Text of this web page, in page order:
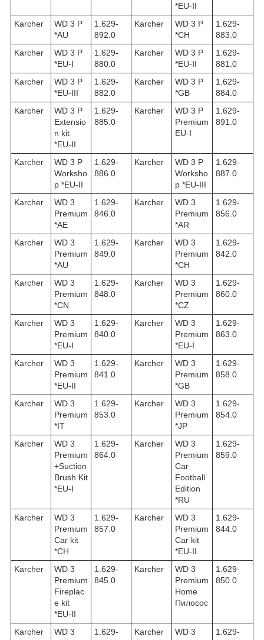
*EU-II
Karcher
WD 3 P
*AU
1.629-
892.0
Karcher
WD 3 P
*CH
1.629-
883.0
Karcher
WD 3 P
*EU-I
1.629-
880.0
Karcher
WD 3 P
*EU-II
1.629-
881.0
Karcher
WD 3 P
*EU-III
1.629-
882.0
Karcher
WD 3 P
*GB
1.629-
884.0
Karcher
WD 3 P
Extensio
n kit
*EU-II
1.629-
885.0
Karcher
WD 3 P
Premium
EU-I
1.629-
891.0
Karcher
WD 3 P
Worksho
p *EU-II
1.629-
886.0
Karcher
WD 3 P
Worksho
p *EU-III
1.629-
887.0
Karcher
WD 3
Premium
*AE
1.629-
846.0
Karcher
WD 3
Premium
*AR
1.629-
856.0
Karcher
WD 3
Premium
*AU
1.629-
849.0
Karcher
WD 3
Premium
*CH
1.629-
842.0
Karcher
WD 3
Premium
*CN
1.629-
848.0
Karcher
WD 3
Premium
*CZ
1.629-
860.0
Karcher
WD 3
Premium
*EU-I
1.629-
840.0
Karcher
WD 3
Premium
*EU-I
1.629-
863.0
Karcher
WD 3
Premium
*EU-II
1.629-
841.0
Karcher
WD 3
Premium
*GB
1.629-
858.0
Karcher
WD 3
Premium
*IT
1.629-
853.0
Karcher
WD 3
Premium
*JP
1.629-
854.0
Karcher
WD 3
Premium
+Suction
Brush Kit
*EU-I
1.629-
864.0
Karcher
WD 3
Premium
Car
Football
Edition
*RU
1.629-
859.0
Karcher
WD 3
Premium
Car kit
*CH
1.629-
857.0
Karcher
WD 3
Premium
Car kit
*EU-II
1.629-
844.0
Karcher
WD 3
Premium
Fireplac
e kit
*EU-II
1.629-
845.0
Karcher
WD 3
Premium
Home
Пилосос
1.629-
850.0
Karcher
WD 3
1.629-
Karcher
WD 3
1.629-